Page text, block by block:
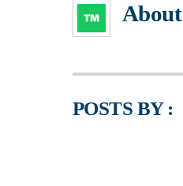
About
POSTS BY :